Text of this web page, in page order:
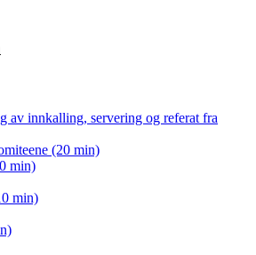
av innkalling, servering og referat fra
(20 min)
min)
min)